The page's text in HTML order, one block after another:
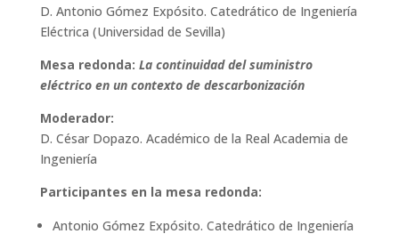
D. Antonio Gómez Expósito. Catedrático de Ingeniería
Eléctrica (Universidad de Sevilla)
Mesa redonda: La continuidad del suministro
eléctrico en un contexto de descarbonización
Moderador:
D. César Dopazo. Académico de la Real Academia de
Ingeniería
Participantes en la mesa redonda:
Antonio Gómez Expósito. Catedrático de Ingeniería